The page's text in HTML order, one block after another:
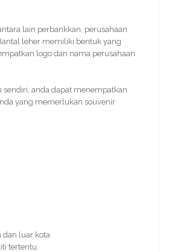
lain perbankkan, perusahaan
leher memiliki bentuk yang
logo dan nama perusahaan
anda dapat menempatkan
yang memerlukan souvenir
dan luar kota
tertentu.